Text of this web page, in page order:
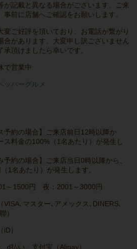
が記載と異なる場合がございます。ご来
事前に店舗へご確認をお願いします。
変ご好評を頂いており、お電話が繋がり
合があります。大変申し訳ございません
承頂けましたら幸いです。
で営業中
ッパーグルメ
予約の場合】ご来店前日12時以降か
ス料金の100%（1名あたり）が発生し
予約の場合】ご来店当日0時以降から、
1名あたり）が発生します。
～1500円 夜：2001～3000円
VISA､マスター､アメックス､DINERS､
）
）
d払い、支付宝（Alipay）